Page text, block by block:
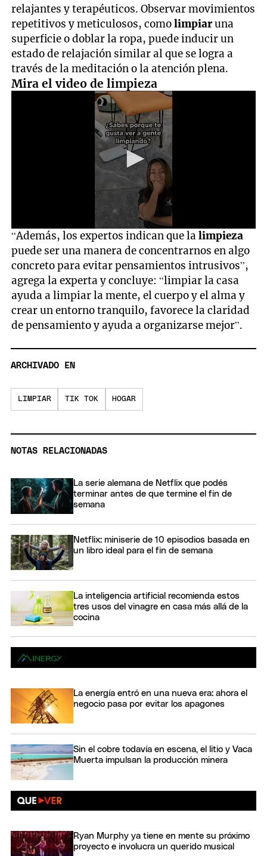
relajantes y terapéuticos. Observar movimientos
repetitivos y meticulosos, comolimpiaruna
superficie o doblar la ropa, puede inducir un
estado de relajación similar al que se logra a
través de la meditación o la atención plena.
Mira el video de limpieza
0
seconds
of
31
seconds
“Además, los expertos indican que lalimpieza
puede ser una manera de concentrarnos en algo
concreto para evitar pensamientos intrusivos”,
agrega la experta y concluye: “limpiar la casa
ayuda a limpiar la mente, el cuerpo y el alma y
crear un entorno tranquilo, favorece la claridad
de pensamiento y ayuda a organizarse mejor”.
ARCHIVADO EN
LIMPIAR TIK TOK HOGAR
NOTAS RELACIONADAS
La serie alemana de Netflix que podés
terminar antes de que termine el fin de
semana
Netflix: miniserie de 10 episodios basada en
un libro ideal para el fin de semana
La inteligencia artificial recomienda estos
tres usos del vinagre en casa más allá de la
cocina
La energía entró en una nueva era: ahora el
negocio pasa por evitar los apagones
Sin el cobre todavía en escena, el litio y Vaca
Muerta impulsan la producción minera
Ryan Murphy ya tiene en mente su próximo
proyecto e involucra un querido musical